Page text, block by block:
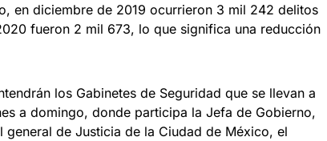
en diciembre de 2019 ocurrieron 3 mil 242 delitos
fueron 2 mil 673, lo que significa una reducción
los Gabinetes de Seguridad que se llevan a
a domingo, donde participa la Jefa de Gobierno,
de Justicia de la Ciudad de México, el